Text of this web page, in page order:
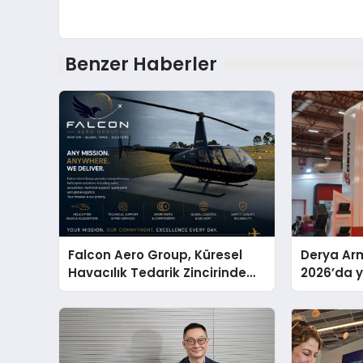
Benzer Haberler
Falcon Aero Group, Küresel
Havacılık Tedarik Zincirinde
Türkiye’den Dünyaya Açılıyor
Derya
2026’da
global
sergiledi